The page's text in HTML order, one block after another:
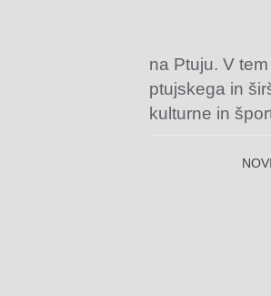
na Ptuju. V
ptujskega in
kulturne in